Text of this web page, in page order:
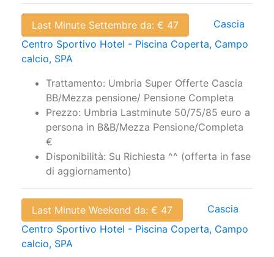
Last Minute Settembre da: € 47
Cascia
Centro Sportivo Hotel - Piscina Coperta, Campo
calcio, SPA
Trattamento: Umbria Super Offerte Cascia
BB/Mezza pensione/ Pensione Completa
Prezzo: Umbria Lastminute 50/75/85 euro a
persona in B&B/Mezza Pensione/Completa
€
Disponibilità: Su Richiesta ^^ (offerta in fase
di aggiornamento)
Last Minute Weekend da: € 47
Cascia
Centro Sportivo Hotel - Piscina Coperta, Campo
calcio, SPA